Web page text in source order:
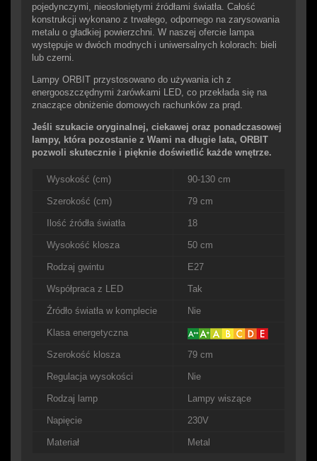
pojedynczymi, nieosłoniętymi źródłami światła. Całość
konstrukcji wykonano z trwałego, odpornego na zarysowania
metalu o gładkiej powierzchni. W naszej ofercie lampa
występuje w dwóch modnych i uniwersalnych kolorach: bieli
lub czerni.
Lampy ORBIT przystosowano do używania ich z
energooszczędnymi żarówkami LED, co przekłada się na
znaczące obniżenie domowych rachunków za prąd.
Jeśli szukacie oryginalnej, ciekawej oraz ponadczasowej
lampy, która pozostanie z Wami na długie lata, ORBIT
pozwoli skutecznie i pięknie doświetlić każde wnętrze.
Wysokość (cm) 90-130 cm
Szerokość (cm) 79 cm
Ilość źródła światła 18
Wysokość klosza 50 cm
Rodzaj gwintu E27
Współpraca z LED Tak
Źródło światła w komplecie Nie
Klasa energetyczna
Szerokość klosza 79 cm
Regulacja wysokości Nie
Rodzaj lamp Lampy wiszące
Napięcie 230V
Materiał Metal